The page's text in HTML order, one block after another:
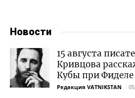
Новости
15 августа
Кривцова
Кубы при Фиделе
Редакция VATNIKSTAN -